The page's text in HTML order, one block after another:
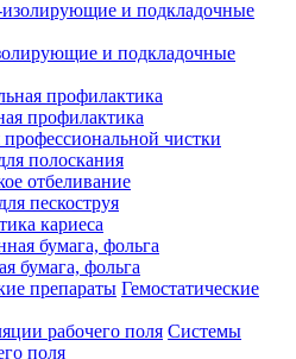
и подкладочные
профилактика
чистки
полоскания
отбеливание
пескоструя
кариеса
бумага, фольга
Гемостатические
Системы
поля